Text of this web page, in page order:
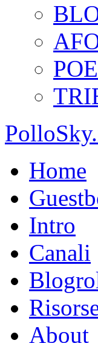
Home
Intro
Canali
About